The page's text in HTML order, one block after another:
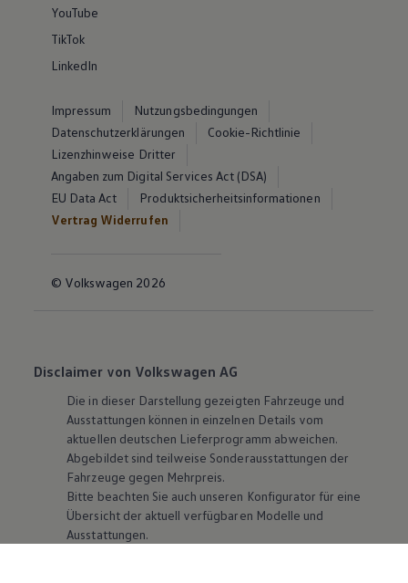
YouTube
TikTok
LinkedIn
Impressum
Nutzungsbedingungen
Datenschutzerklärungen
Cookie-Richtlinie
Lizenzhinweise Dritter
Angaben zum Digital Services Act (DSA)
EU Data Act
Produktsicherheitsinformationen
Vertrag Widerrufen
© Volkswagen 2026
Disclaimer von Volkswagen AG
Die in dieser Darstellung gezeigten Fahrzeuge und
Ausstattungen können in einzelnen Details vom
aktuellen deutschen Lieferprogramm abweichen.
Abgebildet sind teilweise Sonderausstattungen der
Fahrzeuge gegen Mehrpreis.
Bitte beachten Sie auch unseren Konfigurator für eine
Übersicht der aktuell verfügbaren Modelle und
Ausstattungen.